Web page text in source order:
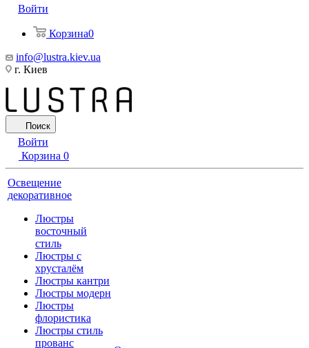
Войти
Корзина0
info@lustra.kiev.ua
г. Киев
Поиск
Войти
Корзина 0
Освещение
декоративное
Люстры
восточный
стиль
Люстры с
хрусталём
Люстры кантри
Люстры модерн
Люстры
флористика
Люстры стиль
прованс